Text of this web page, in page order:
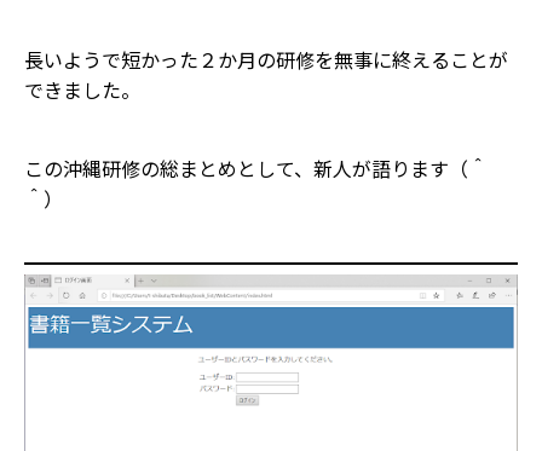
長いようで短かった２か月の研修を無事に終えることが
できました。
この沖縄研修の総まとめとして、新人が語ります（＾
＾）